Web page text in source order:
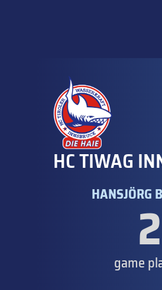
HC TIWAG
HANSJÖRG
2
game